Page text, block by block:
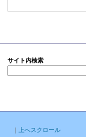
サイト内検索
｜
上へスクロール